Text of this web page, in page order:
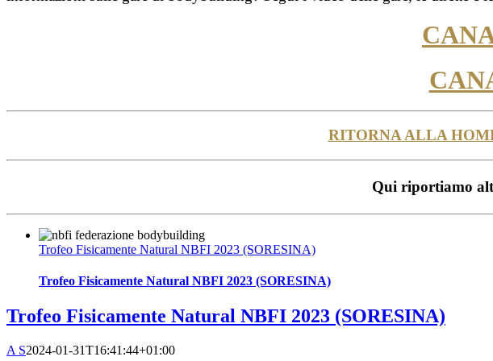
RITORNA ALLA
Qui riportiamo
Trofeo Fisicamente Natural NBFI 2023 (SORESINA)
Trofeo Fisicamente Natural NBFI 2023 (SORESINA)
Trofeo Fisicamente Natural NBFI 2023 (SORESINA)
A S2024-01-31T16:41:44+01:00